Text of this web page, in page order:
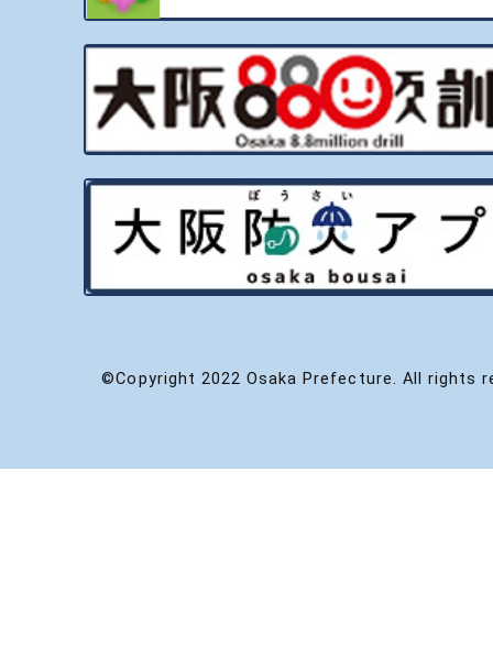
©Copyright 2022 Osaka Prefecture. All rights